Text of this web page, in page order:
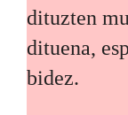
dituzten
dituena,
bidez.